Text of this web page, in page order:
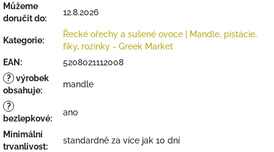
Můžeme
doručit do:
12.8.2026
Kategorie:
Řecké ořechy a sušené ovoce | Mandle, pistácie,
fíky, rozinky - Greek Market
EAN :
5208021112008
? výrobek
obsahuje:
mandle
?
bezlepkové:
ano
Minimální
trvanlivost:
standardně za více jak 10 dní